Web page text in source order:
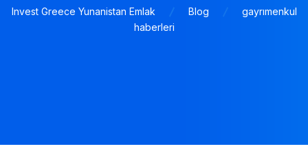
Invest Greece Yunanistan Emlak Blog
gayrımenkul
haberleri